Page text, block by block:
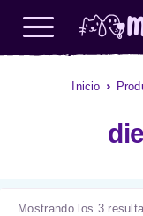
Inicio
Mostrando los 3